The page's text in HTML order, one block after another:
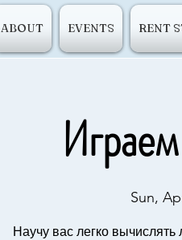
ABOUT EVENTS RENT
Sun,
Научу вас легко